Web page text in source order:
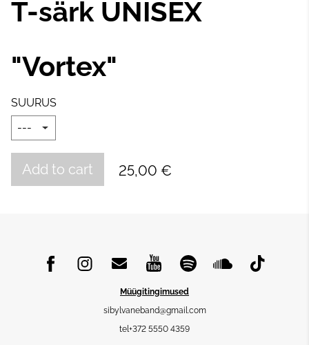
T-särk UNISEX
"Vortex"
SUURUS
Add to cart 25,00 €
Müügitingimused
sibylvaneband@gmail.com
tel+372 5550 4359